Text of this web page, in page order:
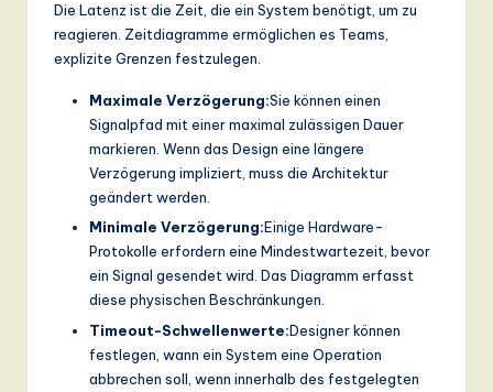
Die Latenz ist die Zeit, die ein System benötigt, um zu
reagieren. Zeitdiagramme ermöglichen es Teams,
explizite Grenzen festzulegen.
Maximale Verzögerung:Sie können einen
Signalpfad mit einer maximal zulässigen Dauer
markieren. Wenn das Design eine längere
Verzögerung impliziert, muss die Architektur
geändert werden.
Minimale Verzögerung:Einige Hardware-
Protokolle erfordern eine Mindestwartezeit, bevor
ein Signal gesendet wird. Das Diagramm erfasst
diese physischen Beschränkungen.
Timeout-Schwellenwerte:Designer können
festlegen, wann ein System eine Operation
abbrechen soll, wenn innerhalb des festgelegten